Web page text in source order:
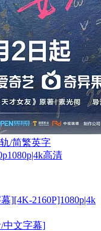
/简繁英字
高清
][4K-2160P]1080p|4k
中文字幕]